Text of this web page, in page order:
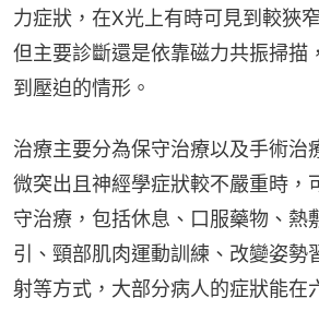
力症狀，在X光上有時可見到較狹
但主要診斷還是依靠磁力共振掃描
到壓迫的情形。
治療主要分為保守治療以及手術治
微突出且神經學症狀較不嚴重時，
守治療，包括休息、口服藥物、熱
引、頸部肌肉運動訓練、改變姿勢
射等方式，大部分病人的症狀能在